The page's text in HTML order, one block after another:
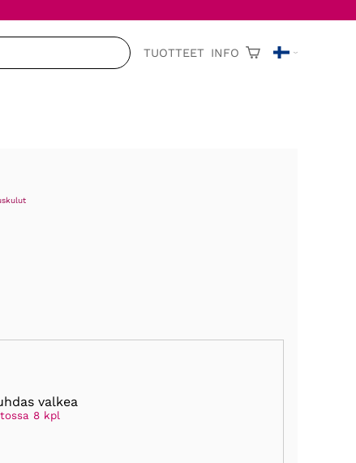
TUOTTEET INFO
valkea
8 kpl